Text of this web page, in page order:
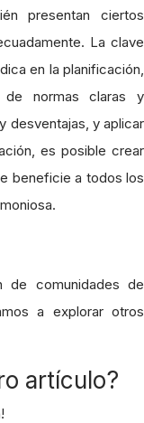
presentan ciertos
La clave
en la planificación,
de normas claras y
desventajas, y aplicar
es posible crear
beneficie a todos los
de comunidades de
a explorar otros
artículo?